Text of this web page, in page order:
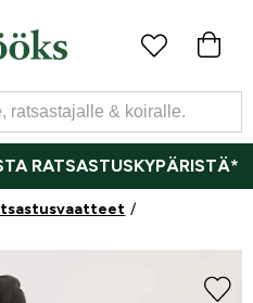
RATSASTUSKYPÄRISTÄ*